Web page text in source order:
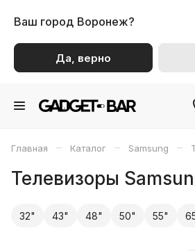
Ваш город Воронеж?
Да, верно
Главная – Каталог – Samsung –
Телевизоры
32" 43" 48" 50" 55"